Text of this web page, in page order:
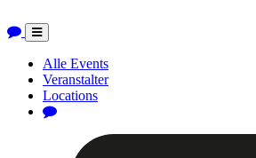
Toggle
navigation
Alle Events
Veranstalter
Locations